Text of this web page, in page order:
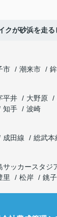
クが砂浜を走る
市 潮来市
平井 大野原
知手
波崎
成田線 総武本
サッカースタジ
里 松岸 銚子